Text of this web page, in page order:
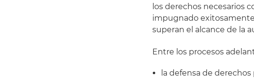
los derechos necesarios
impugnado
superan el alcance de la
Entre los procesos
la defensa de